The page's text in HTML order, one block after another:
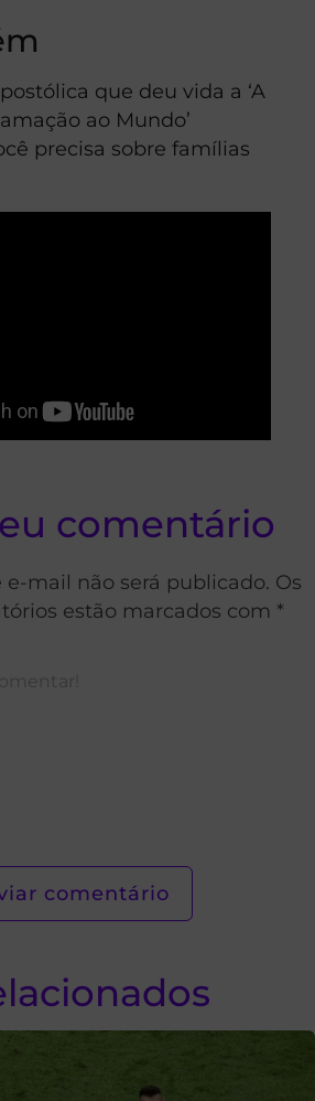
que deu vida a ‘A
ao Mundo’
precisa sobre famílias
comentário
e-mail não será publicado. Os
estão marcados com *